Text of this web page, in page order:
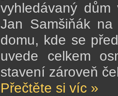
vyhledávaný
Jan Samšiňák
domu, kde se
uvede celkem
stavení zároveň
Přečtěte si víc »